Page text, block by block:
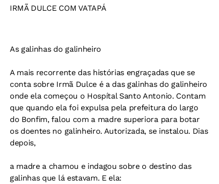
IRMÃ DULCE COM VATAPÁ
As galinhas do galinheiro
A mais recorrente das histórias engraçadas que se
conta sobre Irmã Dulce é a das galinhas do galinheiro
onde ela começou o Hospítal Santo Antonio. Contam
que quando ela foi expulsa pela prefeitura do largo
do Bonfim, falou com a madre superiora para botar
os doentes no galinheiro. Autorizada, se instalou. Dias
depois,
a madre a chamou e indagou sobre o destino das
galinhas que lá estavam. E ela: